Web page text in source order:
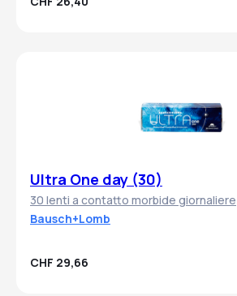
Ultra One day (30)
30 lenti a contatto morbide giornaliere
Bausch+Lomb
CHF 29,66